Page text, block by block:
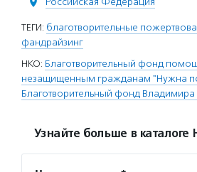
ТЕГИ: благотворительные
фандрайзинг
НКО: Благотворительный фонд
незащищенным гражданам "Нужна
Благотворительный фонд Владимира
Узнайте больше в каталоге